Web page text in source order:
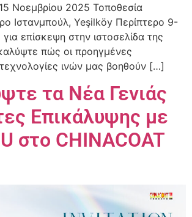
Νοεμβρίου 2025 Τοποθεσία
Ιστανμπούλ, Yeşilköy Περίπτερο 9-
για επίσκεψη στην ιστοσελίδα της
πώς οι προηγμένες
ινών μας βοηθούν […]
τα Νέα Γενιάς
Επικάλυψης με
στο CHINACOAT